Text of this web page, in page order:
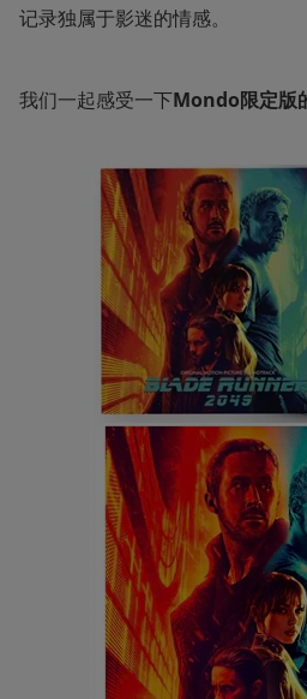
记录独属于影迷的情感。
我们一起感受一下Mondo限定版